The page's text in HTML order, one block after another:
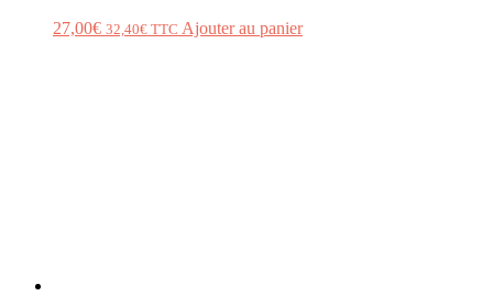
27,00€ 32,40€ TTC Ajouter au panier